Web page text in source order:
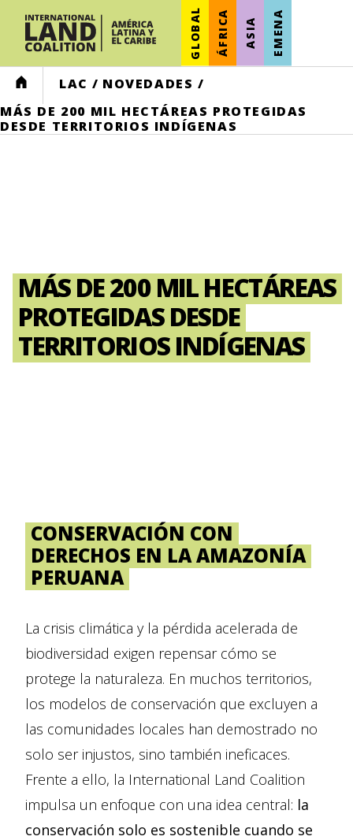
GLOBAL ÁFRICA ASIA EMENA
HOME LAC / NOVEDADES /
MÁS DE 200 MIL HECTÁREAS PROTEGIDAS
DESDE TERRITORIOS INDÍGENAS
MÁS DE 200 MIL HECTÁREAS
PROTEGIDAS DESDE
TERRITORIOS INDÍGENAS
CONSERVACIÓN CON
DERECHOS EN LA AMAZONÍA
PERUANA
La crisis climática y la pérdida acelerada de
biodiversidad exigen repensar cómo se
protege la naturaleza. En muchos territorios,
los modelos de conservación que excluyen a
las comunidades locales han demostrado no
solo ser injustos, sino también ineficaces.
Frente a ello, la International Land Coalition
impulsa un enfoque con una idea central: la
conservación solo es sostenible cuando se